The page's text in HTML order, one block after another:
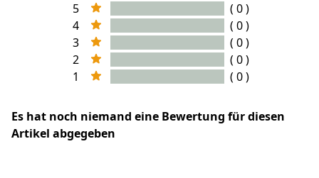
5
( 0 )
4
( 0 )
3
( 0 )
2
( 0 )
1
( 0 )
Es hat noch niemand eine Bewertung für diesen
Artikel abgegeben